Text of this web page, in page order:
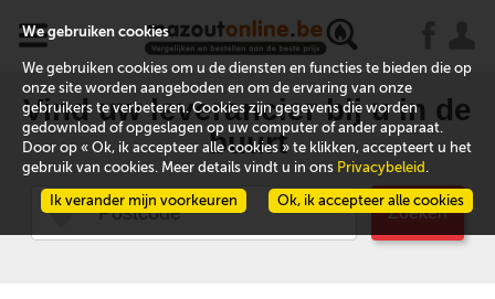
x
Vind uw leverancier bij u in de
buurt
Zoeken
We gebruiken cookies
We gebruiken cookies om u de diensten en functies te bieden die op
onze site worden aangeboden en om de ervaring van onze
gebruikers te verbeteren. Cookies zijn gegevens die worden
gedownload of opgeslagen op uw computer of ander apparaat.
Door op « Ok, ik accepteer alle cookies » te klikken, accepteert u het
gebruik van cookies. Meer details vindt u in ons Privacybeleid .
Ok, ik accepteer alle cookies
Ik verander mijn voorkeuren